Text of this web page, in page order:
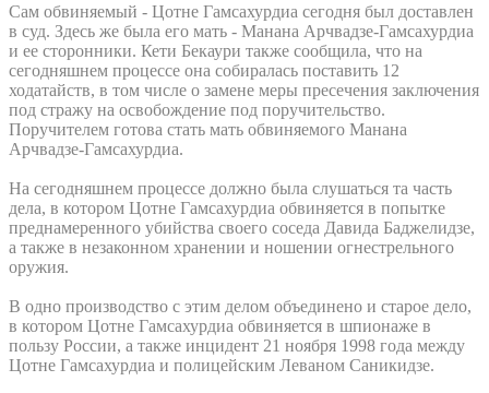
Сам обвиняемый - Цотне Гамсахурдиа сегодня был доставлен
в суд. Здесь же была его мать - Манана Арчвадзе-Гамсахурдиа
и ее сторонники. Кети Бекаури также сообщила, что на
сегодняшнем процессе она собиралась поставить 12
ходатайств, в том числе о замене меры пресечения заключения
под стражу на освобождение под поручительство.
Поручителем готова стать мать обвиняемого Манана
Арчвадзе-Гамсахурдиа.
На сегодняшнем процессе должно была слушаться та часть
дела, в котором Цотне Гамсахурдиа обвиняется в попытке
преднамеренного убийства своего соседа Давида Баджелидзе,
а также в незаконном хранении и ношении огнестрельного
оружия.
В одно производство с этим делом объединено и старое дело,
в котором Цотне Гамсахурдиа обвиняется в шпионаже в
пользу России, а также инцидент 21 ноября 1998 года между
Цотне Гамсахурдиа и полицейским Леваном Саникидзе.